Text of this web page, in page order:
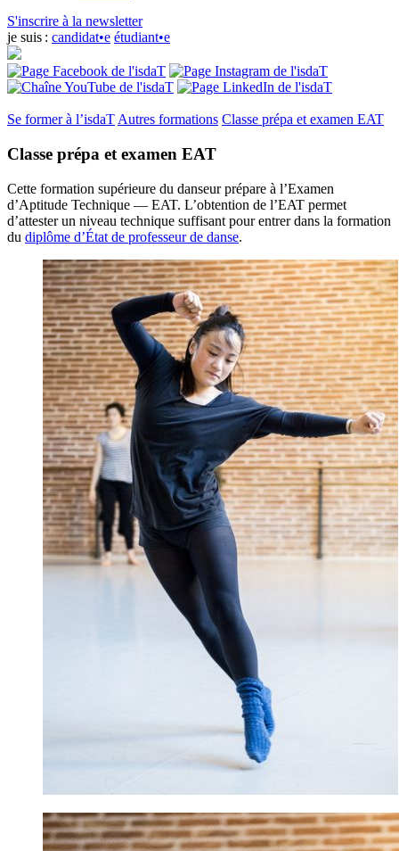
S'inscrire à la newsletter
je suis : candidat•e étudiant•e
Se former à l’isdaT Autres formations Classe prépa et examen EAT
Classe prépa et examen EAT
Cette formation supérieure du danseur prépare à l’Examen
d’Aptitude Technique — EAT. L’obtention de l’EAT permet
d’attester un niveau technique suffisant pour entrer dans la formation
du diplôme d’État de professeur de danse.